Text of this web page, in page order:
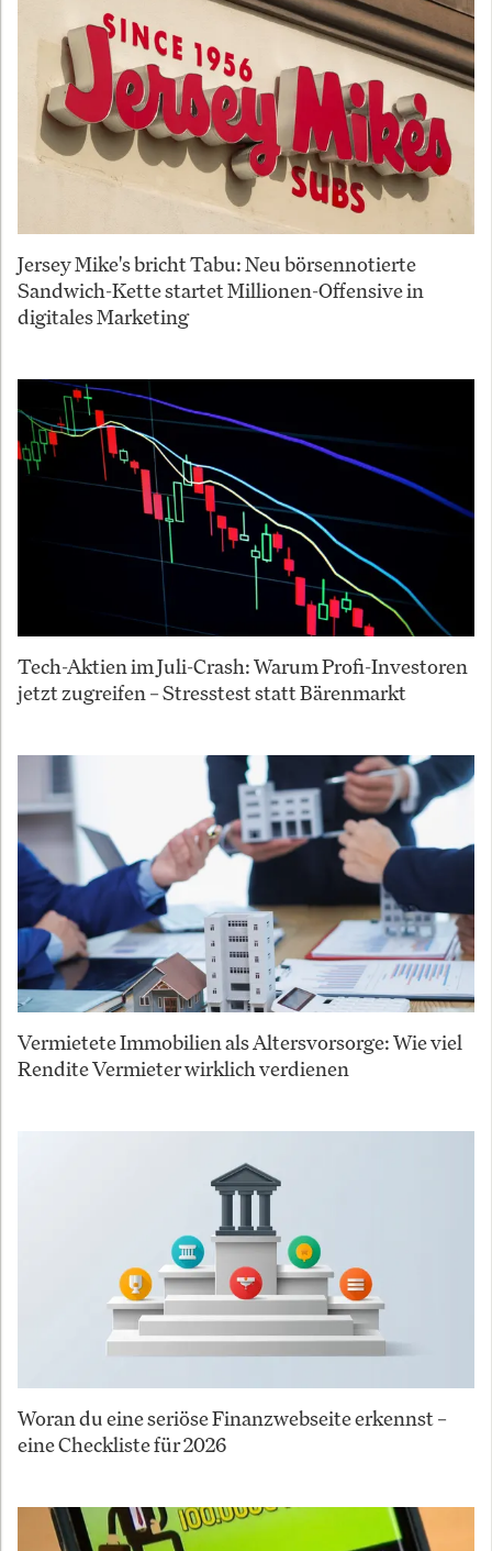
Jersey Mike's bricht Tabu: Neu börsennotierte
Sandwich-Kette startet Millionen-Offensive in
digitales Marketing
Tech-Aktien im Juli-Crash: Warum Profi-Investoren
jetzt zugreifen – Stresstest statt Bärenmarkt
Vermietete Immobilien als Altersvorsorge: Wie viel
Rendite Vermieter wirklich verdienen
Woran du eine seriöse Finanzwebseite erkennst –
eine Checkliste für 2026